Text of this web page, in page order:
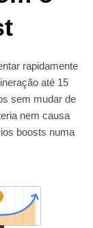
rapidamente
até 15
sem mudar de
nem causa
boosts numa